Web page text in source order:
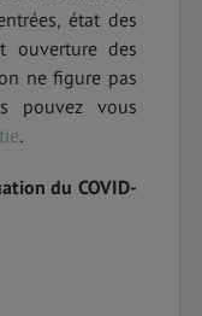
état des
ouverture des
ne figure pas
pouvez vous
.
du COVID-